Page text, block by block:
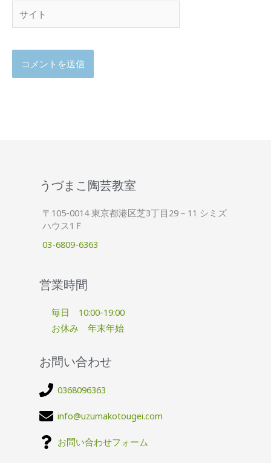
ト
うづまこ陶芸教室
〒105-0014 東京都港区芝3丁目29－11 シミズ
ハウス1Ｆ
03-6809-6363
営業時間
毎日 10:00-19:00
お休み 年末年始
お問い合わせ
0368096363
info@uzumakotougei.com
お問い合わせフォーム